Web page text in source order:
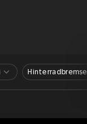
Hinterradbremse